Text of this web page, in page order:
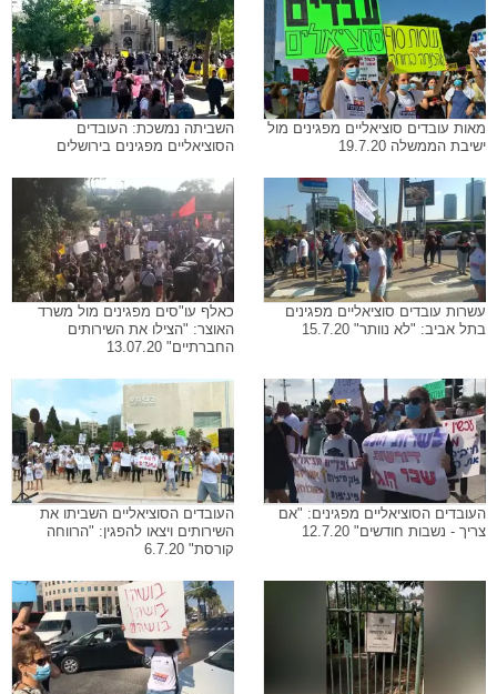
מאות עובדים סוציאליים מפגינים מול
ישיבת הממשלה 19.7.20
השביתה נמשכת: העובדים
הסוציאליים מפגינים בירושלים
עשרות עובדים סוציאליים מפגינים
בתל אביב: "לא נוותר" 15.7.20
כאלף עו"סים מפגינים מול משרד
האוצר: "הצילו את השירותים
החברתיים" 13.07.20
העובדים הסוציאליים מפגינים: "אם
צריך - נשבות חודשים" 12.7.20
העובדים הסוציאליים השביתו את
השירותים ויצאו להפגין: "הרווחה
קורסת" 6.7.20